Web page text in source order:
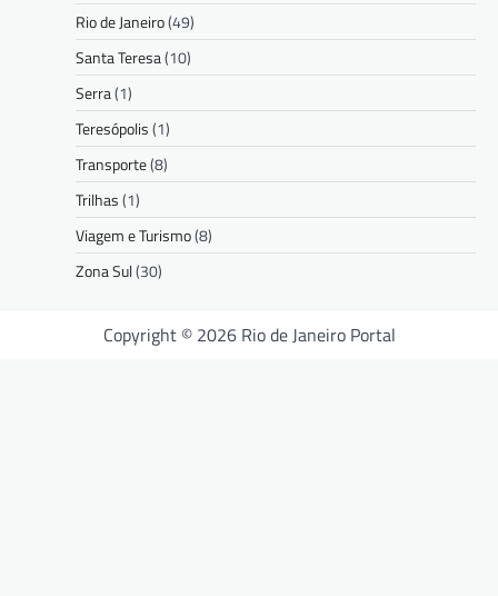
Rio de Janeiro(49)
Santa Teresa(10)
Serra(1)
Teresópolis(1)
Transporte(8)
Trilhas(1)
Viagem e Turismo(8)
Zona Sul(30)
Copyright © 2026 Rio de Janeiro Portal